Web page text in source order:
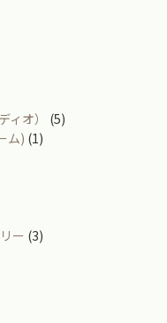
ィオ）
(5)
ム) (1)
ー (3)